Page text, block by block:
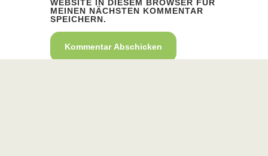
WEBSITE IN DIESEM BROWSER FÜR
MEINEN NÄCHSTEN KOMMENTAR
SPEICHERN.